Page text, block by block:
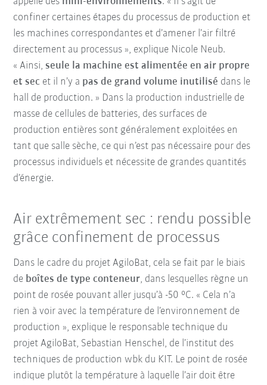
confiner certaines étapes du processus de production et
les machines correspondantes et d’amener l’air filtré
directement au processus », explique Nicole Neub.
« Ainsi,seule la machine est alimentée en air propre
et sec et il n’y a pas de grand volume inutilisé dans le
hall de production. » Dans la production industrielle de
masse de cellules de batteries, des surfaces de
production entières sont généralement exploitées en
tant que salle sèche, ce qui n’est pas nécessaire pour des
processus individuels et nécessite de grandes quantités
d’énergie.
Air extrêmement sec : rendu possible
grâce confinement de processus
Dans le cadre du projet AgiloBat, cela se fait par le biais
de boîtes de type conteneur, dans lesquelles règne un
point de rosée pouvant aller jusqu’à -50 °C. « Cela n’a
rien à voir avec la température de l’environnement de
production », explique le responsable technique du
projet AgiloBat, Sebastian Henschel, de l’institut des
techniques de production wbk du KIT. Le point de rosée
indique plutôt la température à laquelle l’air doit être